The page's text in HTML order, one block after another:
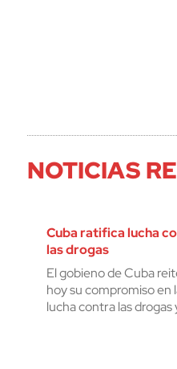
NOTICIAS
Cuba ratifica lucha
las drogas
El gobieno de Cuba
hoy su compromiso en
lucha contra las drogas